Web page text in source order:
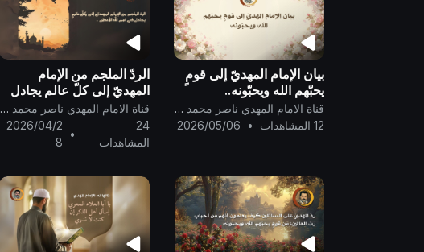
بيان الإمام المهديّ إلى قومٍ
يحبّهم الله ويحبّونه..
قناة الامام المهدي ناصر محمد اليماني
12 المشاهدات
•
2026/05/06
الردّ الملجم من الإمام
المهديّ إلى كلّ عالمٍ يجادل
في اسم الله الأعظم ..
قناة الامام المهدي ناصر محمد اليماني
24
المشاهدات
•
2026/04/2
8